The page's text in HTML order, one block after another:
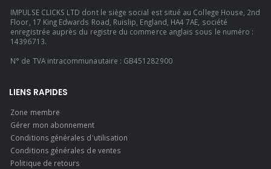
IMPULSE CLICKS LTD dont le siège social est situé au College House, 2nd
Floor, 17 King Edwards Road, Ruislip, England, HA4 7AE, société
enregistrée auprès du registre du commerce anglais sous le numéro :
14396713.
N° de TVA intracommunautaire : GB451282900
LIENS RAPIDES
Zone membre
Gérer mon abonnement
Conditions générales d'utilisation
Conditions générales de ventes
Politique de retours